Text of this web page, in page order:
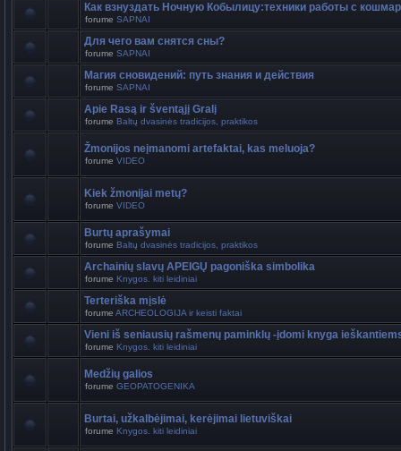
Как взнуздать Ночную Кобылицу:техники работы с
forume SAPNAI
Для чего вам снятся сны?
forume SAPNAI
Магия сновидений: путь знания и действия
forume SAPNAI
Apie Rasą ir šventąjį Gralį
forume Baltų dvasinės tradicijos, praktikos
Žmonijos neįmanomi artefaktai, kas meluoja?
forume VIDEO
Kiek žmonijai metų?
forume VIDEO
Burtų aprašymai
forume Baltų dvasinės tradicijos, praktikos
Archainių slavų APEIGŲ pagoniška simbolika
forume Knygos. kiti leidiniai
Terteriška mįslė
forume ARCHEOLOGIJA ir keisti faktai
Vieni iš seniausių rašmenų paminklų -įdomi knyga
forume Knygos. kiti leidiniai
Medžių galios
forume GEOPATOGENIKA
Burtai, užkalbėjimai, kerėjimai lietuviškai
forume Knygos. kiti leidiniai